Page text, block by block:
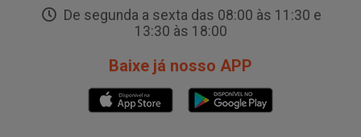
De segunda a sexta das 08:00 às 11:30 e
13:30 às 18:00
Baixe já nosso APP